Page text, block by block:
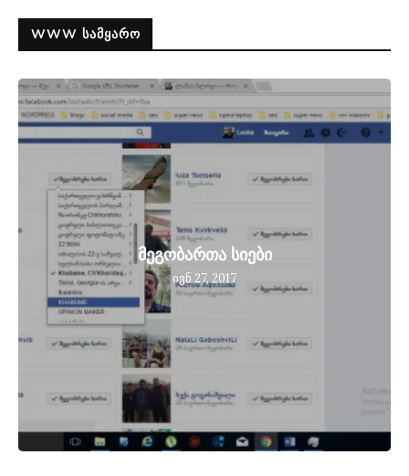
WWW ᲡᲐᲛᲧᲐᲠᲝ
მეგობართა სიები
ივნ 27, 2017